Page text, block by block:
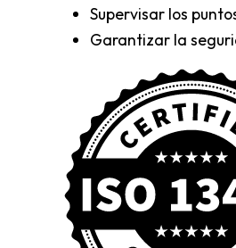
Supervisar los
Garantizar la